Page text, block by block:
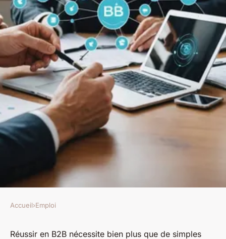
Accueil›Emploi
Réussir en B2B nécessite bien plus que de simples